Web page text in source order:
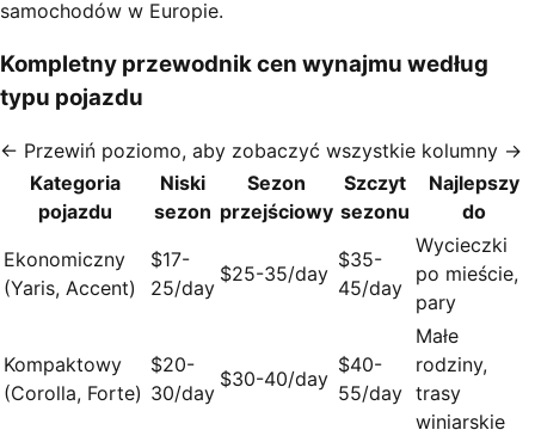
samochodów w Europie.
Kompletny przewodnik cen wynajmu według
typu pojazdu
← Przewiń poziomo, aby zobaczyć wszystkie kolumny →
Kategoria
pojazdu
Niski
sezon
Sezon
przejściowy
Szczyt
sezonu
Najlepszy
do
Ekonomiczny
(Yaris, Accent)
$17-
25/day
$25-35/day
$35-
45/day
Wycieczki
po mieście,
pary
Kompaktowy
(Corolla, Forte)
$20-
30/day
$30-40/day
$40-
55/day
Małe
rodziny,
trasy
winiarskie